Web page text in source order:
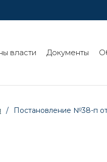
власти Документы
/ Постановление №38-п от